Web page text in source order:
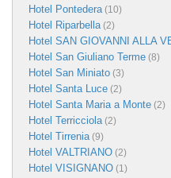
Hotel Pontedera(10)
Hotel Riparbella(2)
Hotel SAN GIOVANNI ALLA
Hotel San Giuliano Terme (8)
Hotel San Miniato (3)
Hotel Santa Luce (2)
Hotel Santa Maria a Monte (2)
Hotel Terricciola(2)
Hotel Tirrenia(9)
Hotel VALTRIANO (2)
Hotel VISIGNANO (1)